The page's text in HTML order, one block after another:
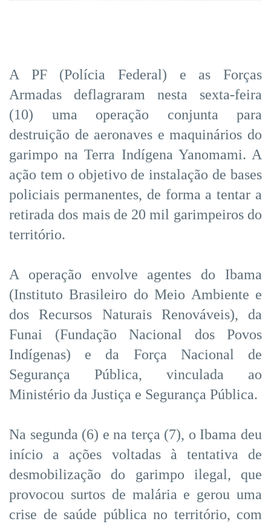
A PF (Polícia Federal) e as Forças
Armadas deflagraram nesta sexta-feira
(10) uma operação conjunta para
destruição de aeronaves e maquinários do
garimpo na Terra Indígena Yanomami. A
ação tem o objetivo de instalação de bases
policiais permanentes, de forma a tentar a
retirada dos mais de 20 mil garimpeiros do
território.
A operação envolve agentes do Ibama
(Instituto Brasileiro do Meio Ambiente e
dos Recursos Naturais Renováveis), da
Funai (Fundação Nacional dos Povos
Indígenas) e da Força Nacional de
Segurança Pública, vinculada ao
Ministério da Justiça e Segurança Pública.
Na segunda (6) e na terça (7), o Ibama deu
início a ações voltadas à tentativa de
desmobilização do garimpo ilegal, que
provocou surtos de malária e gerou uma
crise de saúde pública no território, com